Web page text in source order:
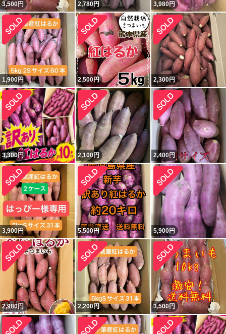
3,500円 2,780円 3,980円
1,900円 2,500円 2,300円
3,300円 2,100円 2,400円
3,900円 5,500円 5,900円
2,980円 2,200円 3,500円